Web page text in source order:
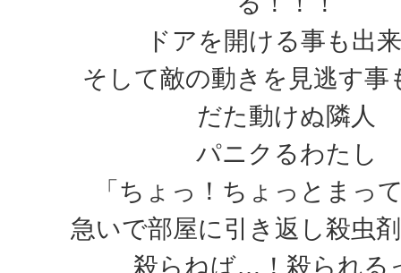
ドアを開ける事も出
そして敵の動きを見逃す事
だた動けぬ隣人
パニクるわたし
「ちょっ！ちょっとまっ
急いで部屋に引き返し殺虫
殺らねば…！殺られる